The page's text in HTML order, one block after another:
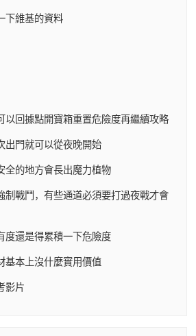
下維基的資料
以回據點開寶箱重置危險度再繼續攻略
出門就可以從夜晚開始
全的地方會長出魔力植物
制戰鬥，有些通道必須要打過夜戰才會
度還是得累積一下危險度
基本上沒什麼實用價值
影片